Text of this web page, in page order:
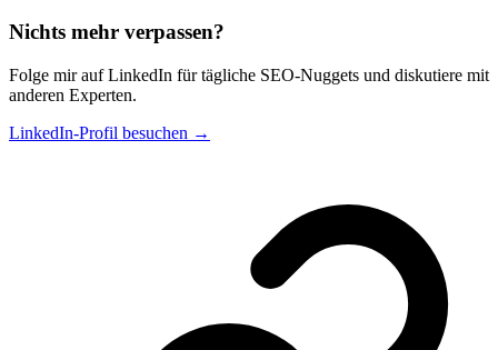
Nichts mehr verpassen?
Folge mir auf LinkedIn für tägliche SEO-Nuggets und diskutiere mit
anderen Experten.
LinkedIn-Profil besuchen →